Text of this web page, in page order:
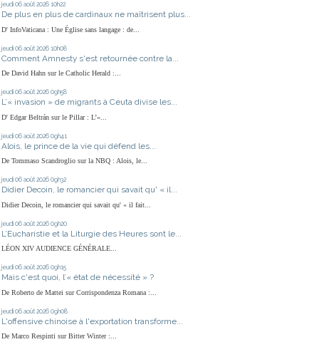
jeudi 06 août 2026 10h22
De plus en plus de cardinaux ne maîtrisent plus...
D' InfoVaticana : Une Église sans langage : de...
jeudi 06 août 2026 10h08
Comment Amnesty s'est retournée contre la...
De David Hahn sur le Catholic Herald :...
jeudi 06 août 2026 09h58
L’« invasion » de migrants à Ceuta divise les...
D' Edgar Beltrán sur le Pillar : L’«...
jeudi 06 août 2026 09h41
Alois, le prince de la vie qui défend les...
De Tommaso Scandroglio sur la NBQ : Alois, le...
jeudi 06 août 2026 09h32
Didier Decoin, le romancier qui savait qu' « il...
Didier Decoin, le romancier qui savait qu' « il fait...
jeudi 06 août 2026 09h20
L’Eucharistie et la Liturgie des Heures sont le...
LÉON XIV AUDIENCE GÉNÉRALE...
jeudi 06 août 2026 09h15
Mais c'est quoi, l’« état de nécessité » ?
De Roberto de Mattei sur Corrispondenza Romana :...
jeudi 06 août 2026 09h08
L'offensive chinoise à l'exportation transforme...
De Marco Respinti sur Bitter Winter :...